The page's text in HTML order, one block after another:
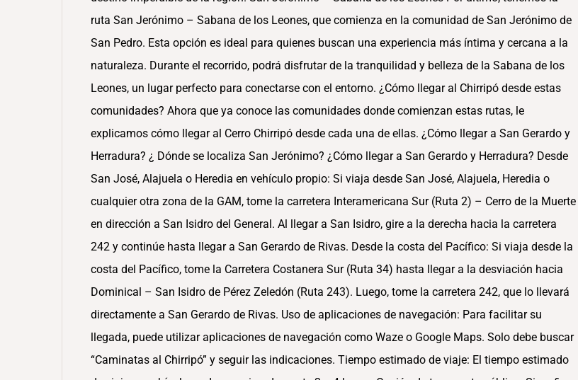
ruta San Jerónimo – Sabana de los Leones, que comienza en la comunidad de San Jerónimo de
San Pedro. Esta opción es ideal para quienes buscan una experiencia más íntima y cercana a la
naturaleza. Durante el recorrido, podrá disfrutar de la tranquilidad y belleza de la Sabana de los
Leones, un lugar perfecto para conectarse con el entorno. ¿Cómo llegar al Chirripó desde estas
comunidades? Ahora que ya conoce las comunidades donde comienzan estas rutas, le
explicamos cómo llegar al Cerro Chirripó desde cada una de ellas. ¿Cómo llegar a San Gerardo y
Herradura? ¿ Dónde se localiza San Jerónimo? ¿Cómo llegar a San Gerardo y Herradura? Desde
San José, Alajuela o Heredia en vehículo propio: Si viaja desde San José, Alajuela, Heredia o
cualquier otra zona de la GAM, tome la carretera Interamericana Sur (Ruta 2) – Cerro de la Muerte
en dirección a San Isidro del General. Al llegar a San Isidro, gire a la derecha hacia la carretera
242 y continúe hasta llegar a San Gerardo de Rivas. Desde la costa del Pacífico: Si viaja desde la
costa del Pacífico, tome la Carretera Costanera Sur (Ruta 34) hasta llegar a la desviación hacia
Dominical – San Isidro de Pérez Zeledón (Ruta 243). Luego, tome la carretera 242, que lo llevará
directamente a San Gerardo de Rivas. Uso de aplicaciones de navegación: Para facilitar su
llegada, puede utilizar aplicaciones de navegación como Waze o Google Maps. Solo debe buscar
“Caminatas al Chirripó” y seguir las indicaciones. Tiempo estimado de viaje: El tiempo estimado